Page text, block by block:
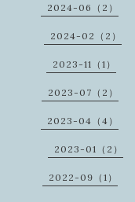
2024-06（2）
2024-02（2）
2023-11（1）
2023-07（2）
2023-04（4）
2023-01（2）
2022-09（1）